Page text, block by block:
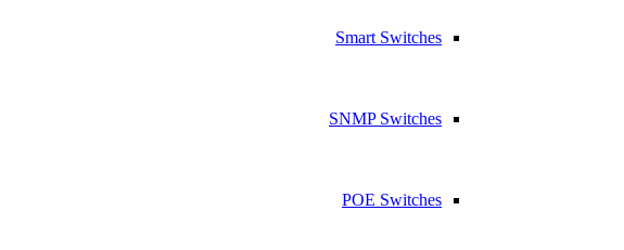
Smart Switches
SNMP Switches
POE Switches